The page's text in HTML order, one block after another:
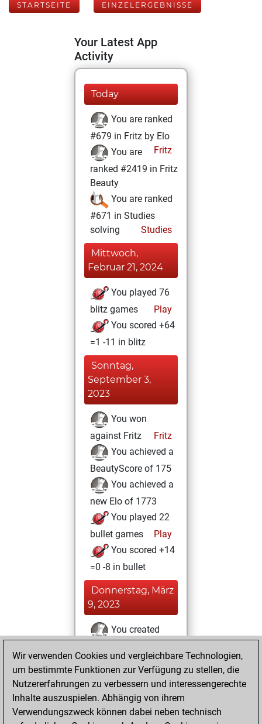
STARTSEITE EINZELERGEBNISSE
Your Latest App
Activity
Today
You are ranked
#679 in Fritz by Elo
Fritz
You are
ranked #2419 in Fritz
Beauty
You are ranked
#671 in Studies
solving
Studies
Mittwoch,
Februar 21, 2024
You played 76
blitz games
Play
You scored +64
=1 -11 in blitz
Sonntag,
September 3,
2023
You won
against Fritz
Fritz
You achieved a
BeautyScore of 175
You achieved a
new Elo of 1773
You played 22
bullet games
Play
You scored +14
=0 -8 in bullet
Donnerstag, März
9, 2023
You created
Fritz
Freitag,
Januar 27, 2023
You solved 8
Wir verwenden Cookies und vergleichbare Technologien,
um bestimmte Funktionen zur Verfügung zu stellen, die
Nutzererfahrungen zu verbessern und interessengerechte
Inhalte auszuspielen. Abhängig von ihrem
Verwendungszweck können dabei neben technisch